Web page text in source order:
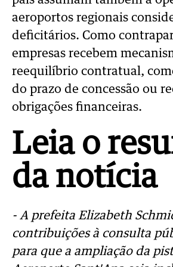
aeroportos regionais
deficitários. Como
empresas recebem
reequilíbrio contratual,
do prazo de concessão ou
obrigações financeiras.
Leia o
da notícia
- A prefeita Elizabeth
contribuições à consulta
para que a ampliação da